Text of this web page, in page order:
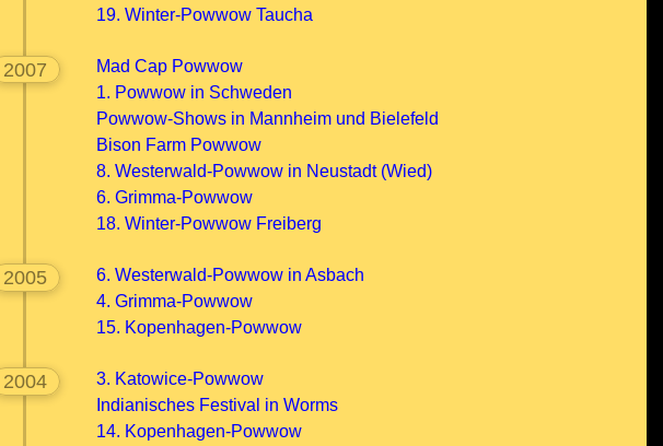
19. Winter-Powwow Taucha
2007
Mad Cap Powwow
1. Powwow in Schweden
Powwow-Shows in Mannheim und Bielefeld
Bison Farm Powwow
8. Westerwald-Powwow in Neustadt (Wied)
6. Grimma-Powwow
18. Winter-Powwow Freiberg
2005
6. Westerwald-Powwow in Asbach
4. Grimma-Powwow
15. Kopenhagen-Powwow
2004
3. Katowice-Powwow
Indianisches Festival in Worms
14. Kopenhagen-Powwow